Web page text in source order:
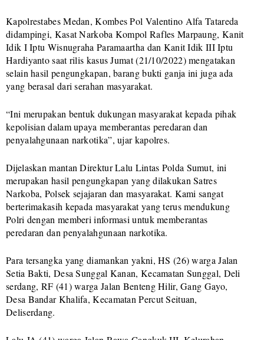
Kapolrestabes Medan, Kombes Pol Valentino Alfa Tatareda
didampingi, Kasat Narkoba Kompol Rafles Marpaung, Kanit
Idik I Iptu Wisnugraha Paramaartha dan Kanit Idik III Iptu
Hardiyanto saat rilis kasus Jumat (21/10/2022) mengatakan
selain hasil pengungkapan, barang bukti ganja ini juga ada
yang berasal dari serahan masyarakat.
“Ini merupakan bentuk dukungan masyarakat kepada pihak
kepolisian dalam upaya memberantas peredaran dan
penyalahgunaan narkotika”, ujar kapolres.
Dijelaskan mantan Direktur Lalu Lintas Polda Sumut, ini
merupakan hasil pengungkapan yang dilakukan Satres
Narkoba, Polsek sejajaran dan masyarakat. Kami sangat
berterimakasih kepada masyarakat yang terus mendukung
Polri dengan memberi informasi untuk memberantas
peredaran dan penyalahgunaan narkotika.
Para tersangka yang diamankan yakni, HS (26) warga Jalan
Setia Bakti, Desa Sunggal Kanan, Kecamatan Sunggal, Deli
serdang, RF (41) warga Jalan Benteng Hilir, Gang Gayo,
Desa Bandar Khalifa, Kecamatan Percut Seituan,
Deliserdang.